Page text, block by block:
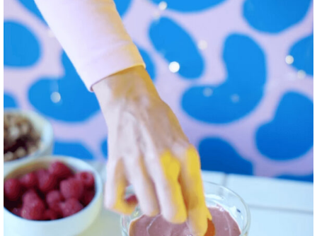
Frais
Avellanas
Frambuessas
Nueces
Coco rallado
Anaberry coco